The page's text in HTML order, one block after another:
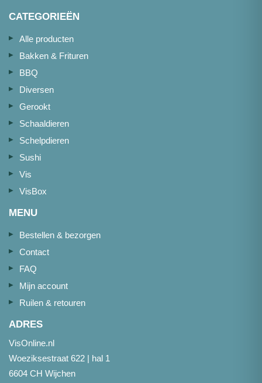
CATEGORIEËN
Alle producten
Bakken & Frituren
BBQ
Diversen
Gerookt
Schaaldieren
Schelpdieren
Sushi
Vis
VisBox
MENU
Bestellen & bezorgen
Contact
FAQ
Mijn account
Ruilen & retouren
ADRES
VisOnline.nl
Woeziksestraat 622 | hal 1
6604 CH Wijchen